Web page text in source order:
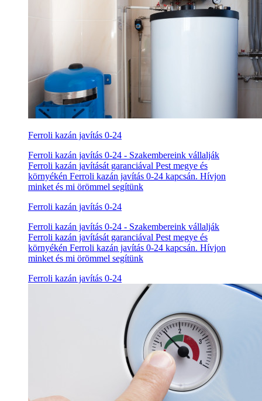
Ferroli kazán javítás 0-24
Ferroli kazán javítás 0-24 - Szakembereink vállalják
Ferroli kazán javítását garanciával Pest megye és
környékén Ferroli kazán javítás 0-24 kapcsán. Hívjon
minket és mi örömmel segítünk
Ferroli kazán javítás 0-24
Ferroli kazán javítás 0-24 - Szakembereink vállalják
Ferroli kazán javítását garanciával Pest megye és
környékén Ferroli kazán javítás 0-24 kapcsán. Hívjon
minket és mi örömmel segítünk
Ferroli kazán javítás 0-24